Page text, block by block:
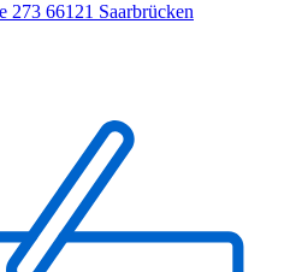
273 66121 Saarbrücken